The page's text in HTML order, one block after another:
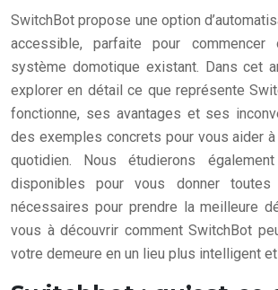
SwitchBot propose une option
accessible, parfaite pour commencer
système domotique existant. Dans cet
explorer en détail ce que représente
fonctionne, ses avantages et ses
des exemples concrets pour vous aider
quotidien. Nous étudierons
disponibles pour vous donner toutes
nécessaires pour prendre la meilleure
vous à découvrir comment SwitchBot
votre demeure en un lieu plus intelligent